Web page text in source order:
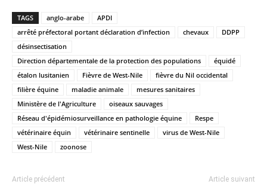
TAGS anglo-arabe
APDI
arrêté préfectoral portant déclaration d’infection
chevaux
DDPP
désinsectisation
Direction départementale de la protection des populations
équidé
étalon lusitanien
Fièvre de West-Nile
fièvre du Nil occidental
filière équine
maladie animale
mesures sanitaires
Ministère de l'Agriculture
oiseaux sauvages
Réseau d'épidémiosurveillance en pathologie équine
Respe
vétérinaire équin
vétérinaire sentinelle
virus de West-Nile
West-Nile
zoonose
Article précédent Article suivant